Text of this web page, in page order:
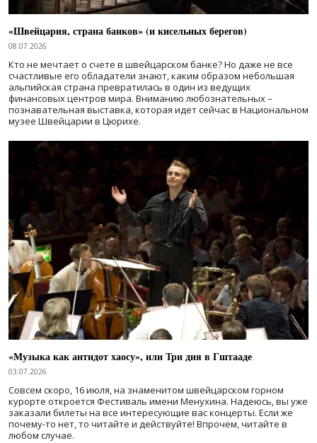
«Швейцария, страна банков» (и кисельных берегов)
08.07.2026
Кто не мечтает о счете в швейцарском банке? Но даже не все
счастливые его обладатели знают, каким образом небольшая
альпийская страна превратилась в один из ведущих
финансовых центров мира. Вниманию любознательных –
познавательная выставка, которая идет сейчас в Национальном
музее Швейцарии в Цюрихе.
«Музыка как антидот хаосу», или Три дня в Гштааде
03.07.2026
Совсем скоро, 16 июля, на знаменитом швейцарском горном
курорте откроется Фестиваль имени Менухина. Надеюсь, вы уже
заказали билеты на все интересующие вас концерты. Если же
почему-то нет, то читайте и действуйте! Впрочем, читайте в
любом случае.